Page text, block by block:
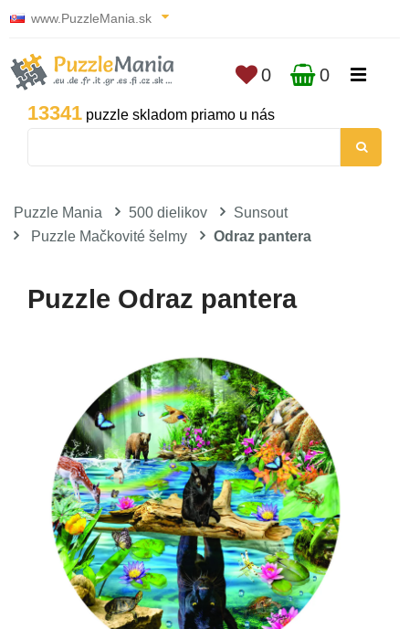
www.PuzzleMania.sk
13341 puzzle skladom priamo u nás
0 0
Puzzle Mania 500 dielikov
Sunsout
Puzzle Mačkovité šelmy
Odraz pantera
Puzzle Odraz pantera